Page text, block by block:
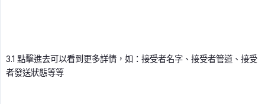
3.1 點擊進去可以看到更多詳情，如：接受者名字、接受者管道、接受
者發送狀態等等